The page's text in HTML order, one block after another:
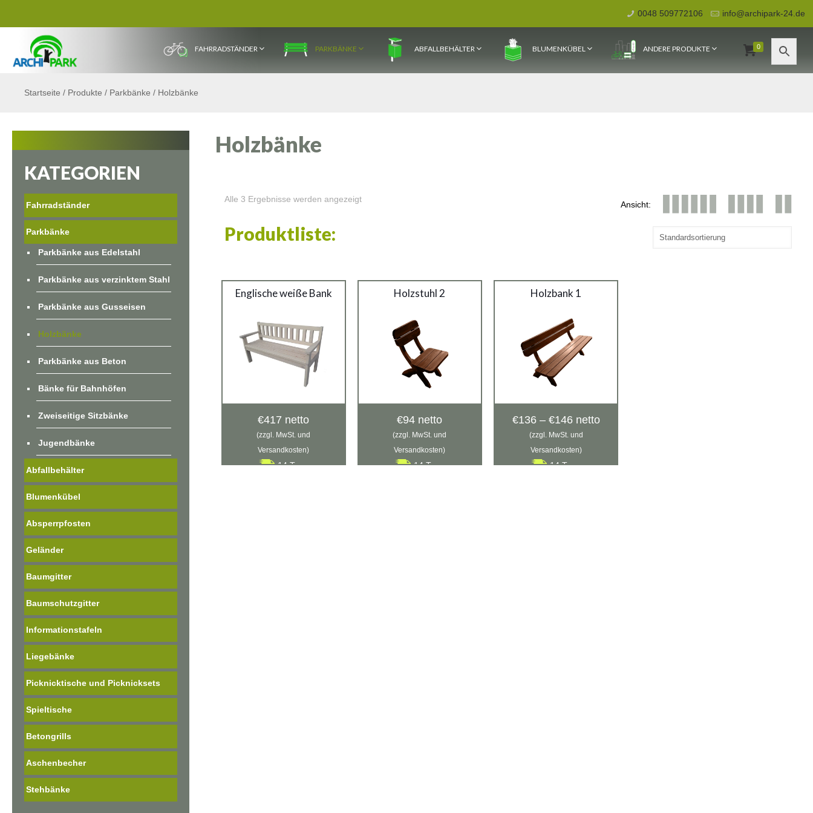
0048 509772106 info@archipark-24.de
FAHRRADSTÄNDER PARKBÄNKE ABFALLBEHÄLTER BLUMENKÜBEL ANDERE PRODUKTE 0
Startseite / Produkte / Parkbänke / Holzbänke
Holzbänke
Alle 3 Ergebnisse werden angezeigt
Ansicht:
Produktliste:
Englische weiße Bank
€417 netto
(zzgl. MwSt. und
Versandkosten)
14 Tage
Holzstuhl 2
€94 netto
(zzgl. MwSt. und
Versandkosten)
14 Tage
Holzbank 1
€136 – €146Preisspanne:
€136
bis
€146
netto
(zzgl. MwSt. und
Versandkosten)
14 Tage
KATEGORIEN
Fahrradständer
Parkbänke
Parkbänke aus Edelstahl
Parkbänke aus verzinktem Stahl
Parkbänke aus Gusseisen
Holzbänke
Parkbänke aus Beton
Bänke für Bahnhöfen
Zweiseitige Sitzbänke
Jugendbänke
Abfallbehälter
Blumenkübel
Absperrpfosten
Geländer
Baumgitter
Baumschutzgitter
Informationstafeln
Liegebänke
Picknicktische und Picknicksets
Spieltische
Betongrills
Aschenbecher
Stehbänke